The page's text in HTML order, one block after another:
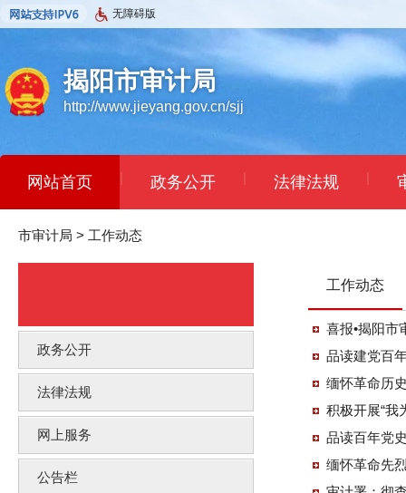
无障碍版
揭阳市审计局
http://www.jieyang.gov.cn/sjj
网站首页 | 政务公开 | 法律法规 |
市审计局 > 工作动态
政务公开
法律法规
网上服务
公告栏
工作动态
喜报•揭阳市
品读建党百
缅怀革命历
积极开展“我
品读百年党
缅怀革命先